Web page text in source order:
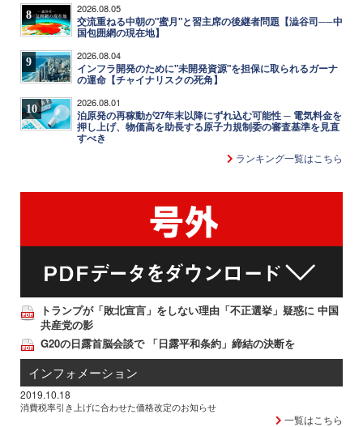
8 2026.08.05
交流重ねる中朝の"蜜月"と習主席の後継者問題【澁谷司──中
国包囲網の現在地】
9 2026.08.04
インフラ開発のために"未開発資源"を担保に取られるガーナ
の運命【チャイナリスクの死角】
10 2026.08.01
泊原発の再稼動が27年末以降にずれ込む可能性 ─ 電気料金を
押し上げ、物価高を助長する原子力規制委の審査基準を見直
すべき
ランキング一覧はこちら
トランプが「敗北宣言」をしない理由「不正選挙」疑惑に 中国
共産党の影
G20の日露首脳会談で 「日露平和条約」締結の決断を
インフォメーション
2019.10.18
消費税率引き上げに合わせた価格改定のお知らせ
一覧はこちら